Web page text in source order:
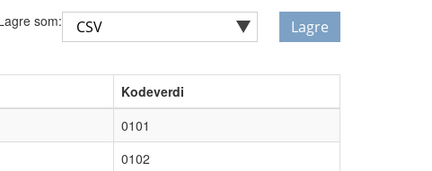
som: Lagre
Kodeverdi
0101
0102